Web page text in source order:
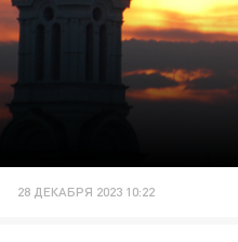
28 ДЕКАБРЯ 2023 10:22